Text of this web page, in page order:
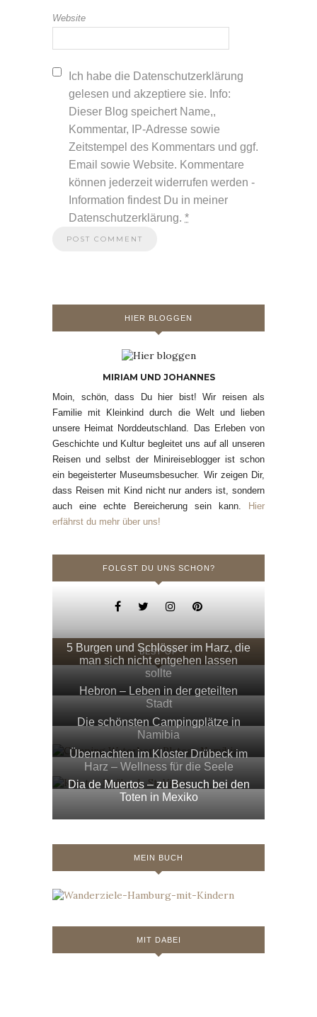
Website
Ich habe die Datenschutzerklärung
gelesen und akzeptiere sie. Info:
Dieser Blog speichert Name,,
Kommentar, IP-Adresse sowie
Zeitstempel des Kommentars und ggf.
Email sowie Website. Kommentare
können jederzeit widerrufen werden -
Information findest Du in meiner
Datenschutzerklärung. *
HIER BLOGGEN
MIRIAM UND JOHANNES
Moin, schön, dass Du hier bist! Wir reisen als
Familie mit Kleinkind durch die Welt und lieben
unsere Heimat Norddeutschland. Das Erleben von
Geschichte und Kultur begleitet uns auf all unseren
Reisen und selbst der Minireiseblogger ist schon
ein begeisterter Museumsbesucher. Wir zeigen Dir,
dass Reisen mit Kind nicht nur anders ist, sondern
auch eine echte Bereicherung sein kann. Hier
erfährst du mehr über uns!
FOLGST DU UNS SCHON?
BEST OF
5 Burgen und Schlösser im Harz, die
man sich nicht entgehen lassen
sollte
Hebron – Leben in der geteilten
Stadt
Die schönsten Campingplätze in
Namibia
Übernachten im Kloster Drübeck im
Harz – Wellness für die Seele
Dia de Muertos – zu Besuch bei den
Toten in Mexiko
MEIN BUCH
MIT DABEI